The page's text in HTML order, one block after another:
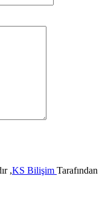
,KS Bilişim Tarafından